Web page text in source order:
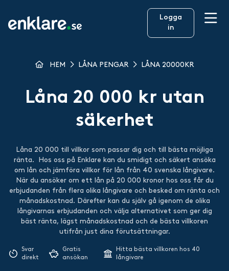
Logga
in
HEM LÅNA PENGAR LÅNA 20000KR
Låna 20 000 kr utan
säkerhet
Låna 20 000 till villkor som passar dig och till bästa möjliga
ränta. Hos oss på Enklare kan du smidigt och säkert ansöka
om lån och jämföra villkor för lån från 40 svenska långivare.
När du ansöker om ett lån på 20 000 kronor hos oss får du
erbjudanden från flera olika långivare och besked om ränta och
månadskostnad. Därefter kan du själv gå igenom de olika
långivarnas erbjudanden och välja alternativet som ger dig
bäst ränta, lägst månadskostnad och de bästa villkoren
utifrån just dina förutsättningar.
Svar
direkt
Gratis
ansökan
Hitta bästa villkoren hos 40
långivare